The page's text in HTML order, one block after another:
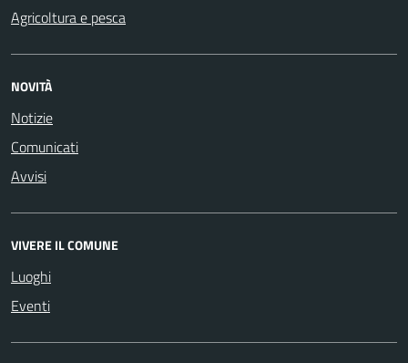
Agricoltura e pesca
NOVITÀ
Notizie
Comunicati
Avvisi
VIVERE IL COMUNE
Luoghi
Eventi